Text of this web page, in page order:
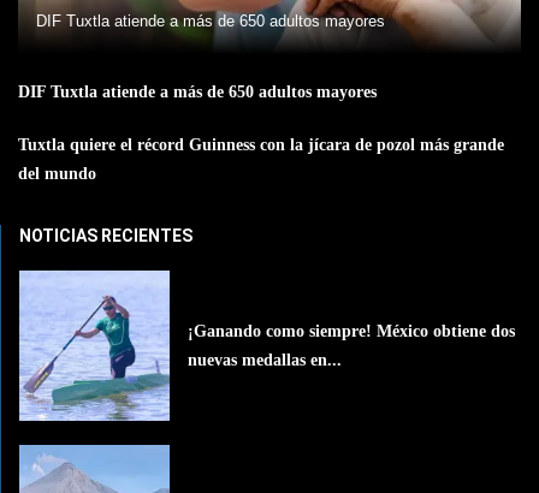
DIF Tuxtla atiende a más de 650 adultos mayores
DIF Tuxtla atiende a más de 650 adultos mayores
Tuxtla quiere el récord Guinness con la jícara de pozol más grande
del mundo
NOTICIAS RECIENTES
¡Ganando como siempre! México obtiene dos
nuevas medallas en...